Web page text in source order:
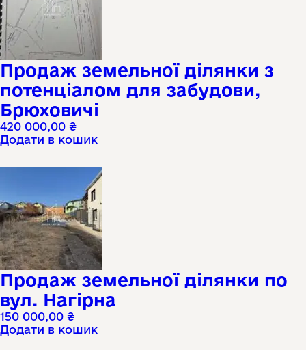
Продаж земельної ділянки з
потенціалом для забудови,
Брюховичі
420 000,00 ₴
Додати в кошик
Продаж земельної ділянки по
вул. Нагірна
150 000,00 ₴
Додати в кошик